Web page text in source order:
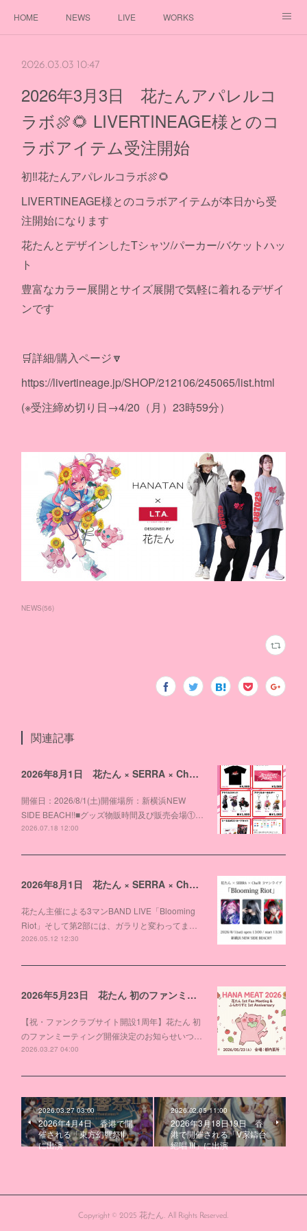
HOME NEWS LIVE WORKS
2026.03.03 10:47
2026年3月3日 花たんアパレルコ
ラボ🍖🌻 LIVERTINEAGE様とのコ
ラボアイテム受注開始
初‼花たんアパレルコラボ🍖🌻
LIVERTINEAGE様とのコラボアイテムが本日から受
注開始になります
花たんとデザインしたTシャツ/パーカー/バケットハッ
ト
豊富なカラー展開とサイズ展開で気軽に着れるデザイ
ンです
🛒詳細/購入ページ🔽
https://livertineage.jp/SHOP/212106/245065/list.html
(※受注締め切り日→4/20（月）23時59分）
NEWS(56)
関連記事
2026年8月1日 花たん × SERRA × Cha'R 3マンライブ「Blooming Riot」物販のお知らせ
開催日：2026/8/1(土)開催場所：新横浜NEW
SIDE BEACH!!■グッズ物販時間及び販売会場①…
2026.07.18 12:00
2026年8月1日 花たん × SERRA × Cha'R 3マンライブ「Blooming Riot」開催！
花たん主催による3マンBAND LIVE「Blooming
Riot」そして第2部には、ガラリと変わってま…
2026.05.12 12:30
2026年5月23日 花たん 初のファンミーティング開催決定
【祝・ファンクラブサイト開設1周年】花たん 初
のファンミーティング開催決定のお知らせいつ…
2026.03.27 04:00
2026.03.27 03:00
2026年4月4日 香港で開
催される「東方幻響祭Ⅱ」
に出演
2026.02.05 11:00
2026年3月18日19日 香
港で開催される「V家鑄台
絕唱 III」に出演
Copyright © 2025 花たん. All Rights Reserved.